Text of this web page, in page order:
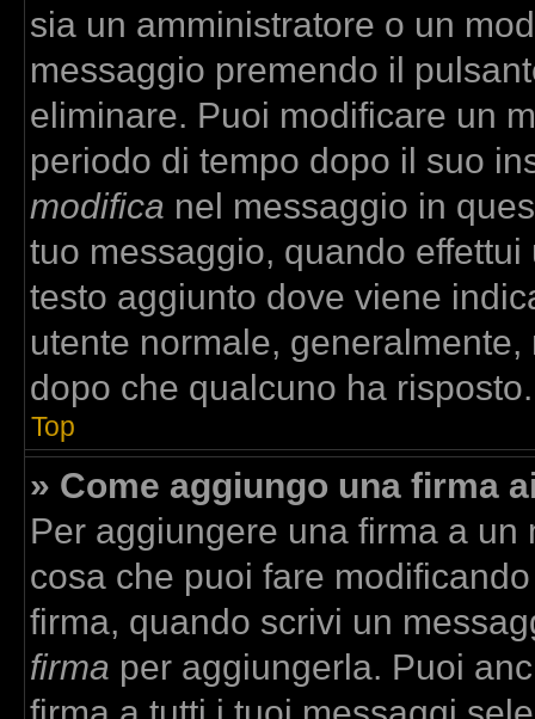
sia un amministratore o un
messaggio premendo il
eliminare. Puoi modificare un
periodo di tempo dopo il suo
modifica nel messaggio in
tuo messaggio, quando
testo aggiunto dove viene
utente normale,
dopo che qualcuno ha risposto.
Top
» Come aggiungo una firma
Per aggiungere una firma a
cosa che puoi fare
firma, quando scrivi un
firma per aggiungerla. Puoi